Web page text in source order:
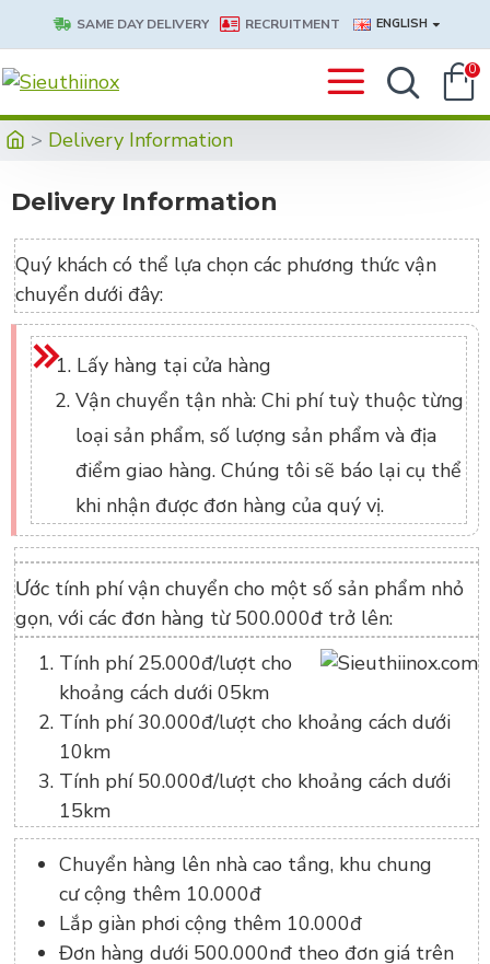
SAME DAY DELIVERY RECRUITMENT ENGLISH
0
Delivery Information
Delivery Information
Quý khách có thể lựa chọn các phương thức vận
chuyển dưới đây:
Lấy hàng tại cửa hàng
Vận chuyển tận nhà: Chi phí tuỳ thuộc từng
loại sản phẩm, số lượng sản phẩm và địa
điểm giao hàng. Chúng tôi sẽ báo lại cụ thể
khi nhận được đơn hàng của quý vị.
Ước tính phí vận chuyển cho một số sản phẩm nhỏ
gọn, với các đơn hàng từ 500.000đ trở lên:
Tính phí 25.000đ/lượt cho
khoảng cách dưới 05km
Tính phí 30.000đ/lượt cho khoảng cách dưới
10km
Tính phí 50.000đ/lượt cho khoảng cách dưới
15km
Chuyển hàng lên nhà cao tầng, khu chung
cư cộng thêm 10.000đ
Lắp giàn phơi cộng thêm 10.000đ
Đơn hàng dưới 500.000nđ theo đơn giá trên